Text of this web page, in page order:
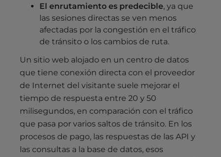
El enrutamiento es predecible, ya que
las sesiones directas se ven menos
afectadas por la congestión en el tráfico
de tránsito o los cambios de ruta.
Un sitio web alojado en un centro de datos
que tiene conexión directa con el proveedor
de Internet del visitante suele mejorar el
tiempo de respuesta entre 20 y 50
milisegundos, en comparación con el tráfico
que pasa por varios saltos de tránsito. En los
procesos de pago, las respuestas de las API y
las consultas a la base de datos, esos